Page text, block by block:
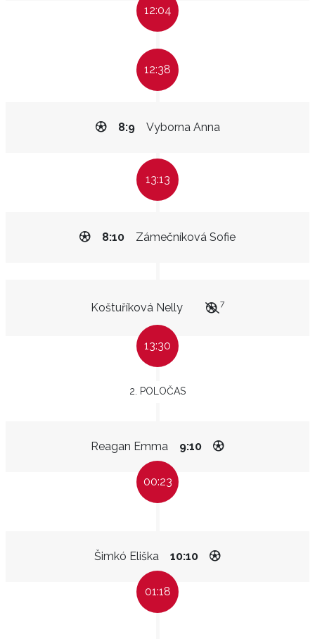
12:04
12:38
Vyborna Anna
8:9
13:13
Zámečníková Sofie
8:10
Koštuříková Nelly 7
13:30
2. POLOČAS
Reagan Emma 9:10
00:23
Šimkó Eliška 10:10
01:18